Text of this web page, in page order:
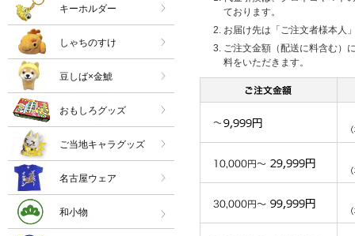
ております。
お届け先は「ご注文者様本人
ご注文金額（配送に料含む）
料をいただきます。
キーホルダー
しゃちのすけ
豆しば×金鯱
おもしろグッズ
ご当地キャラグッズ
名古屋ウェア
和小物